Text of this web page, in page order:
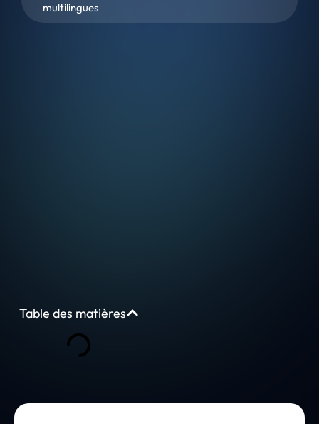
multilingues
Table des matières